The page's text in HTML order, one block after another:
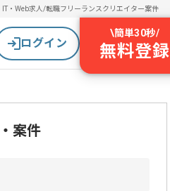
IT・Web求人/転職フリーランスクリエイター案件
ログイン
\簡単30秒/
無料登録
案件